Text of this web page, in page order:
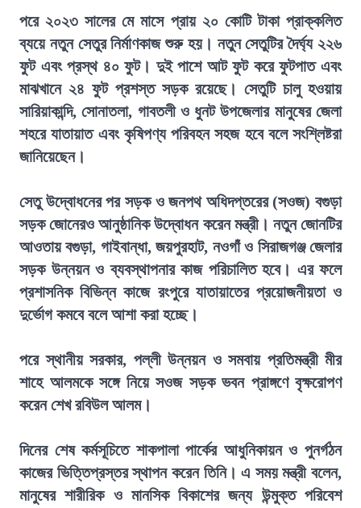
পরে ২০২৩ সালের মে মাসে প্রায় ২০ কোটি টাকা প্রাক্কলিত
ব্যয়ে নতুন সেতুর নির্মাণকাজ শুরু হয়। নতুন সেতুটির দৈর্ঘ্য ২২৬
ফুট এবং প্রস্থ ৪০ ফুট। দুই পাশে আট ফুট করে ফুটপাত এবং
মাঝখানে ২৪ ফুট প্রশস্ত সড়ক রয়েছে। সেতুটি চালু হওয়ায়
সারিয়াকান্দি, সোনাতলা, গাবতলী ও ধুনট উপজেলার মানুষের জেলা
শহরে যাতায়াত এবং কৃষিপণ্য পরিবহন সহজ হবে বলে সংশ্লিষ্টরা
জানিয়েছেন।
সেতু উদ্বোধনের পর সড়ক ও জনপথ অধিদপ্তরের (সওজ) বগুড়া
সড়ক জোনেরও আনুষ্ঠানিক উদ্বোধন করেন মন্ত্রী। নতুন জোনটির
আওতায় বগুড়া, গাইবান্ধা, জয়পুরহাট, নওগাঁ ও সিরাজগঞ্জ জেলার
সড়ক উন্নয়ন ও ব্যবস্থাপনার কাজ পরিচালিত হবে। এর ফলে
প্রশাসনিক বিভিন্ন কাজে রংপুরে যাতায়াতের প্রয়োজনীয়তা ও
দুর্ভোগ কমবে বলে আশা করা হচ্ছে।
পরে স্থানীয় সরকার, পল্লী উন্নয়ন ও সমবায় প্রতিমন্ত্রী মীর
শাহে আলমকে সঙ্গে নিয়ে সওজ সড়ক ভবন প্রাঙ্গণে বৃক্ষরোপণ
করেন শেখ রবিউল আলম।
দিনের শেষ কর্মসূচিতে শাকপালা পার্কের আধুনিকায়ন ও পুনর্গঠন
কাজের ভিত্তিপ্রস্তর স্থাপন করেন তিনি। এ সময় মন্ত্রী বলেন,
মানুষের শারীরিক ও মানসিক বিকাশের জন্য উন্মুক্ত পরিবেশ